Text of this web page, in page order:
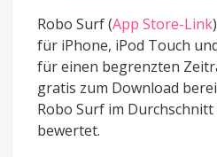
Robo Surf (App Store-Link
für iPhone, iPod Touch
für einen begrenzten
gratis zum Download
Robo Surf im
bewertet.